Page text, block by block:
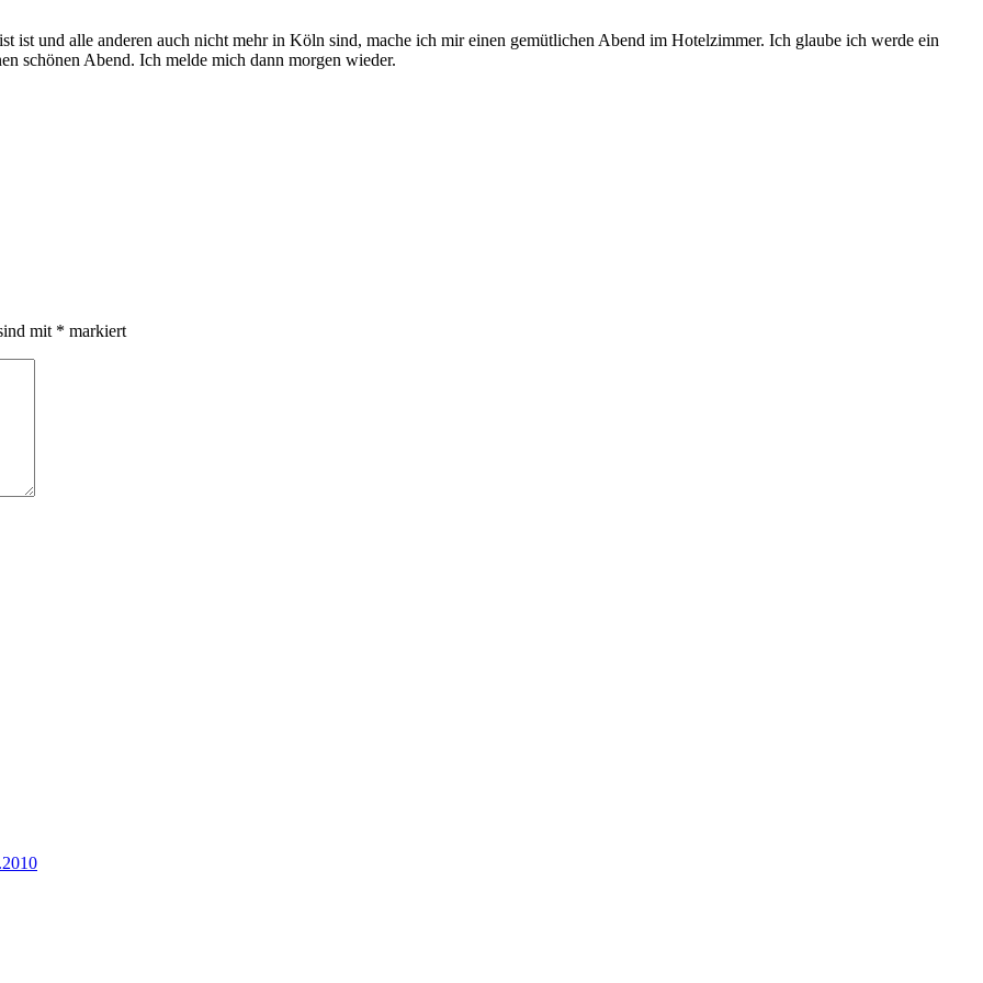
ist und alle anderen auch nicht mehr in Köln sind, mache ich mir einen gemütlichen Abend im Hotelzimmer. Ich glaube ich werde ein
schönen Abend. Ich melde mich dann morgen wieder.
mit * markiert